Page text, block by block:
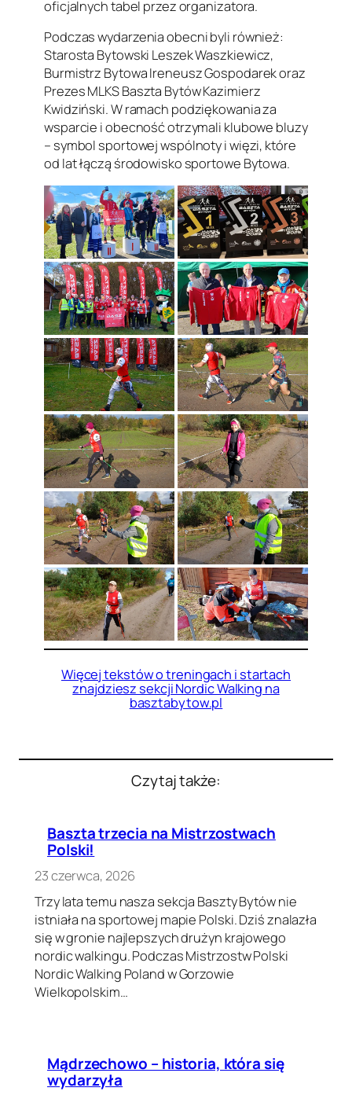
oficjalnych tabel przez organizatora.
Podczas wydarzenia obecni byli również:
Starosta Bytowski Leszek Waszkiewicz,
Burmistrz Bytowa Ireneusz Gospodarek oraz
Prezes MLKS Baszta Bytów Kazimierz
Kwidziński. W ramach podziękowania za
wsparcie i obecność otrzymali klubowe bluzy
– symbol sportowej wspólnoty i więzi, które
od lat łączą środowisko sportowe Bytowa.
Więcej tekstów o treningach i startach
znajdziesz sekcji Nordic Walking na
basztabytow.pl
Czytaj także:
Baszta trzecia na Mistrzostwach
Polski!
23 czerwca, 2026
Trzy lata temu nasza sekcja Baszty Bytów nie
istniała na sportowej mapie Polski. Dziś znalazła
się w gronie najlepszych drużyn krajowego
nordic walkingu. Podczas Mistrzostw Polski
Nordic Walking Poland w Gorzowie
Wielkopolskim…
Mądrzechowo – historia, która się
wydarzyła